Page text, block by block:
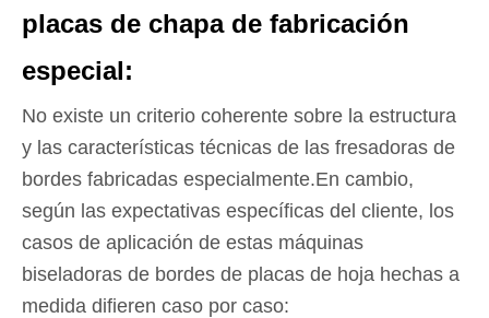
placas de chapa de fabricación
especial:
No existe un criterio coherente sobre la estructura
y las características técnicas de las fresadoras de
bordes fabricadas especialmente.En cambio,
según las expectativas específicas del cliente, los
casos de aplicación de estas máquinas
biseladoras de bordes de placas de hoja hechas a
medida difieren caso por caso: